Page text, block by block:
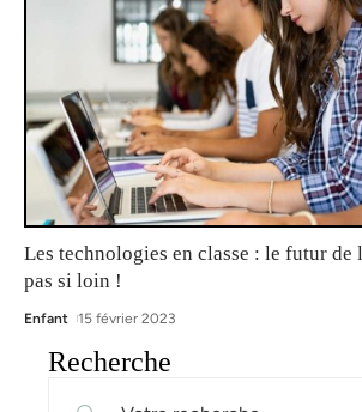
Les technologies en classe : le futur de
pas si loin !
Enfant 15 février 2023
Recherche